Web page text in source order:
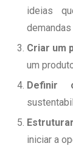
ideias
Criar um
um
Definir
iniciar a